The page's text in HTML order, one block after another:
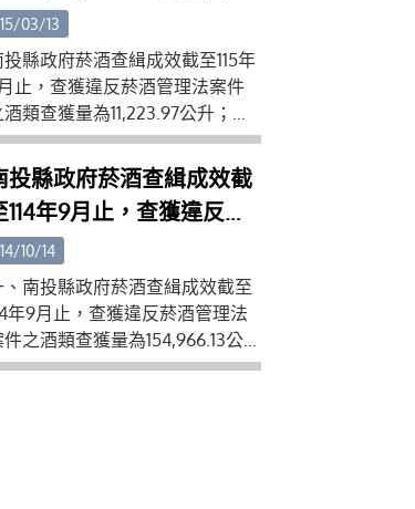
管理法案件之酒類查獲量
11,223.97公升；菸類查獲
為13,708包。
03/13
投縣政府菸酒查緝成效截至115年
止，查獲違反菸酒管理法案件
酒類查獲量為11,223.97公升；菸
查獲量為13,708包。縣府呼籲菸
業者勿販售來歷不明、價格明顯
合理之菸酒品，以免觸法，也請
眾如發現產製、販賣私劣違法菸
情形請勇於舉發，本府提供檢
專線電話049-2243741。
投縣政府菸酒查緝成效截
114年9月止，查獲違反菸
管理法案件之酒類查獲量
為154,966.13公升；菸類查
量為455,235包。
10/14
、南投縣政府菸酒查緝成效截至
年9月止，查獲違反菸酒管理法
件之酒類查獲量為154,966.13公
；菸類查獲量為455,235包。